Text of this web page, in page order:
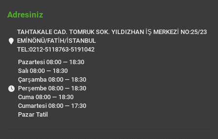
Adresiniz
TAHTAKALE CAD. TOMRUK SOK. YILDIZHAN İŞ MERKEZİ NO:25/23
EMİNÖNÜ/FATİH/İSTANBUL
TEL:0212-5118763-5191042
Pazartesi 08:00 — 18:30
Salı 08:00 — 18:30
Çarşamba 08:00 — 18:30
Perşembe 08:00 — 18:30
Cuma 08:00 — 18:30
Cumartesi 08:00 — 17:30
Pazar Tatil